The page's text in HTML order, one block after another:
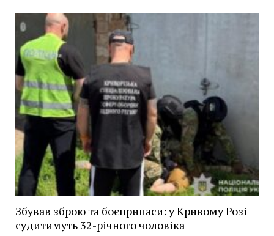
Збував зброю та боєприпаси: у Кривому Розі
судитимуть 32-річного чоловіка